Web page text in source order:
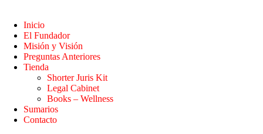
Inicio
El Fundador
Misión y Visión
Preguntas Anteriores
Tienda
Shorter Juris Kit
Legal Cabinet
Books – Wellness
Sumarios
Contacto